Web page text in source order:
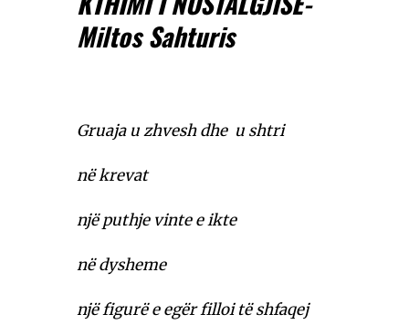
Miltos Sahturis
Gruaja u zhvesh dhe u shtri
në krevat
një puthje vinte e ikte
në dysheme
një figurë e egër filloi të shfaqej